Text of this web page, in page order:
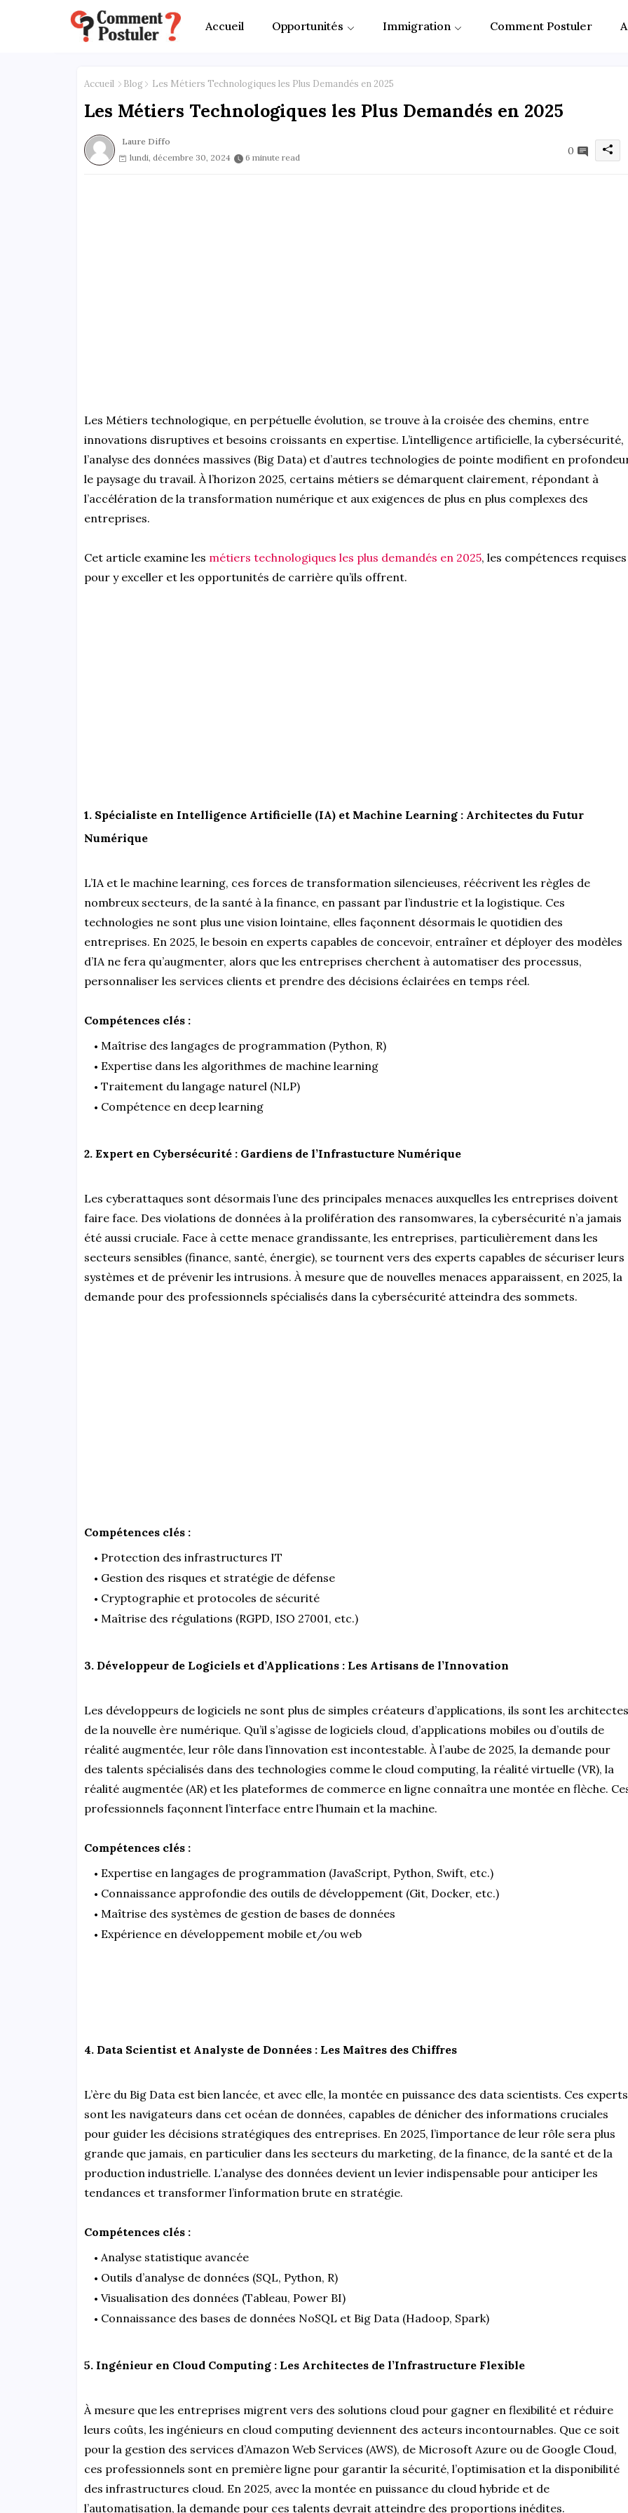
Accueil Opportunités Immigration Comment Postuler
Accueil Blog Les Métiers Technologiques les Plus Demandés en 2025
Les Métiers Technologiques les Plus Demandés en 2025
Laure Diffo
lundi, décembre 30, 2024
6 minute read
0
Les Métiers technologique, en perpétuelle évolution, se trouve à la croisée des chemins, entre
innovations disruptives et besoins croissants en expertise. L’intelligence artificielle, la cybersécurité,
l’analyse des données massives (Big Data) et d’autres technologies de pointe modifient en
le paysage du travail. À l’horizon 2025, certains métiers se démarquent clairement, répondant à
l’accélération de la transformation numérique et aux exigences de plus en plus complexes des
entreprises.
Cet article examine les métiers technologiques les plus demandés en 2025, les compétences requises
pour y exceller et les opportunités de carrière qu’ils offrent.
1. Spécialiste en Intelligence Artificielle (IA) et Machine Learning : Architectes du Futur
Numérique
L’IA et le machine learning, ces forces de transformation silencieuses, réécrivent les règles de
nombreux secteurs, de la santé à la finance, en passant par l’industrie et la logistique. Ces
technologies ne sont plus une vision lointaine, elles façonnent désormais le quotidien des
entreprises. En 2025, le besoin en experts capables de concevoir, entraîner et déployer des modèles
d’IA ne fera qu’augmenter, alors que les entreprises cherchent à automatiser des processus,
personnaliser les services clients et prendre des décisions éclairées en temps réel.
Compétences clés :
Maîtrise des langages de programmation (Python, R)
Expertise dans les algorithmes de machine learning
Traitement du langage naturel (NLP)
Compétence en deep learning
2. Expert en Cybersécurité : Gardiens de l’Infrastucture Numérique
Les cyberattaques sont désormais l’une des principales menaces auxquelles les entreprises doivent
faire face. Des violations de données à la prolifération des ransomwares, la cybersécurité n’a jamais
été aussi cruciale. Face à cette menace grandissante, les entreprises, particulièrement dans les
secteurs sensibles (finance, santé, énergie), se tournent vers des experts capables de sécuriser leurs
systèmes et de prévenir les intrusions. À mesure que de nouvelles menaces apparaissent, en 2025, la
demande pour des professionnels spécialisés dans la cybersécurité atteindra des sommets.
Compétences clés :
Protection des infrastructures IT
Gestion des risques et stratégie de défense
Cryptographie et protocoles de sécurité
Maîtrise des régulations (RGPD, ISO 27001, etc.)
3. Développeur de Logiciels et d’Applications : Les Artisans de l’Innovation
Les développeurs de logiciels ne sont plus de simples créateurs d’applications, ils sont les architectes
de la nouvelle ère numérique. Qu’il s’agisse de logiciels cloud, d’applications mobiles ou d’outils de
réalité augmentée, leur rôle dans l’innovation est incontestable. À l’aube de 2025, la demande pour
des talents spécialisés dans des technologies comme le cloud computing, la réalité virtuelle (VR), la
réalité augmentée (AR) et les plateformes de commerce en ligne connaîtra une montée en flèche.
professionnels façonnent l’interface entre l’humain et la machine.
Compétences clés :
Expertise en langages de programmation (JavaScript, Python, Swift, etc.)
Connaissance approfondie des outils de développement (Git, Docker, etc.)
Maîtrise des systèmes de gestion de bases de données
Expérience en développement mobile et/ou web
4. Data Scientist et Analyste de Données : Les Maîtres des Chiffres
L’ère du Big Data est bien lancée, et avec elle, la montée en puissance des data scientists. Ces experts
sont les navigateurs dans cet océan de données, capables de dénicher des informations cruciales
pour guider les décisions stratégiques des entreprises. En 2025, l’importance de leur rôle sera plus
grande que jamais, en particulier dans les secteurs du marketing, de la finance, de la santé et de la
production industrielle. L’analyse des données devient un levier indispensable pour anticiper les
tendances et transformer l’information brute en stratégie.
Compétences clés :
Analyse statistique avancée
Outils d’analyse de données (SQL, Python, R)
Visualisation des données (Tableau, Power BI)
Connaissance des bases de données NoSQL et Big Data (Hadoop, Spark)
5. Ingénieur en Cloud Computing : Les Architectes de l’Infrastructure Flexible
À mesure que les entreprises migrent vers des solutions cloud pour gagner en flexibilité et réduire
leurs coûts, les ingénieurs en cloud computing deviennent des acteurs incontournables. Que ce soit
pour la gestion des services d’Amazon Web Services (AWS), de Microsoft Azure ou de Google Cloud,
ces professionnels sont en première ligne pour garantir la sécurité, l’optimisation et la disponibilité
des infrastructures cloud. En 2025, avec la montée en puissance du cloud hybride et de
l’automatisation, la demande pour ces talents devrait atteindre des proportions inédites.